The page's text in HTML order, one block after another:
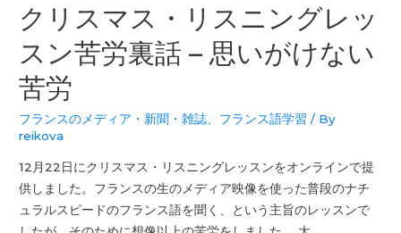
クリスマス・リスニングレッ
スン苦労裏話 – 思いがけない
苦労
フランスのメディア・新聞・雑誌 フランス語学習 / By
reikova
12月22日にクリスマス・リスニングレッスンをオンラインで提
供しました。フランスの生のメディア映像を使った普段のナチ
ュラルスピードのフランス語を聞く、という主旨のレッスンで